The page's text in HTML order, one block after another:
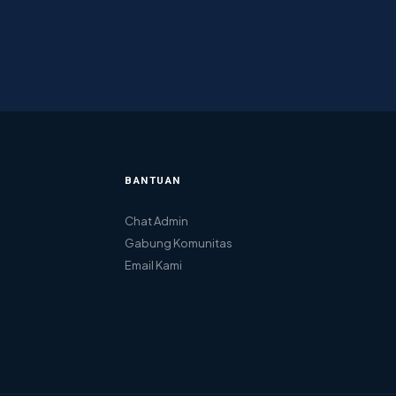
BANTUAN
Chat Admin
Gabung Komunitas
Email Kami